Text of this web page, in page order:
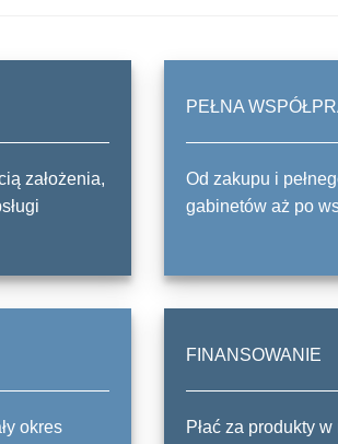
założenia,
PEŁNA
Od zakupu i
gabinetów aż po
okres
FINANSOWANIE
Płać za produkty